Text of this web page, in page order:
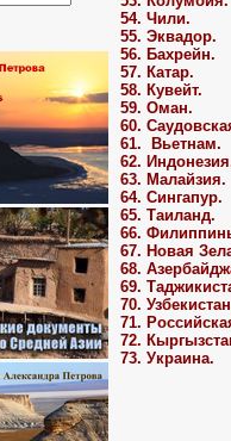
54. Чили.
55. Эквадор.
56. Бахрейн.
57. Катар.
58. Кувейт.
59. Оман.
60.
61. Вьетнам.
62.
63. Малайзия.
64. Сингапур.
65. Таиланд.
66.
67. Новая
68.
69.
70.
71.
72.
73. Украина.